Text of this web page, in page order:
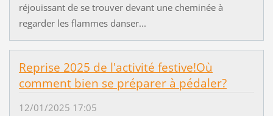
réjouissant de se trouver devant une cheminée à
regarder les flammes danser...
Reprise 2025 de l'activité festive!Où
comment bien se préparer à pédaler?
12/01/2025 17:05